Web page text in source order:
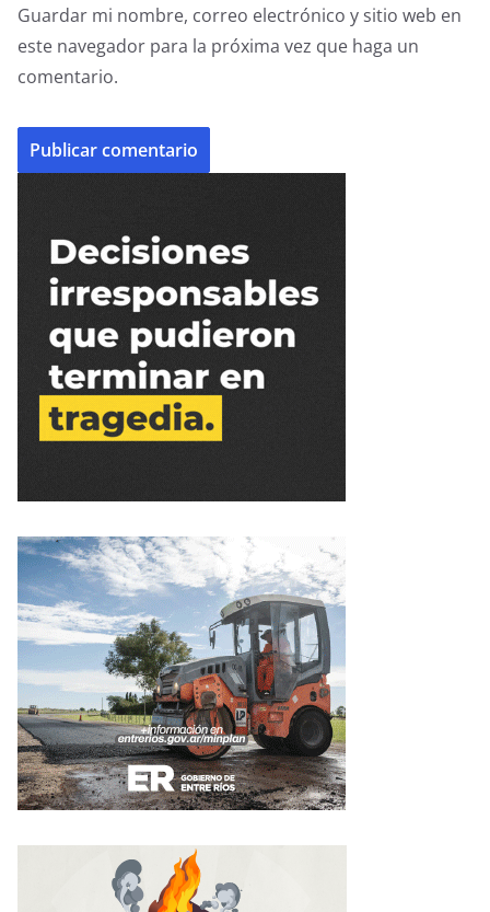
Guardar mi nombre, correo electrónico y sitio web en
este navegador para la próxima vez que haga un
comentario.